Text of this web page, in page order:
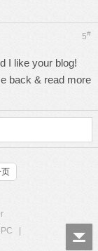
5#
I like your blog!
back & read more
PC